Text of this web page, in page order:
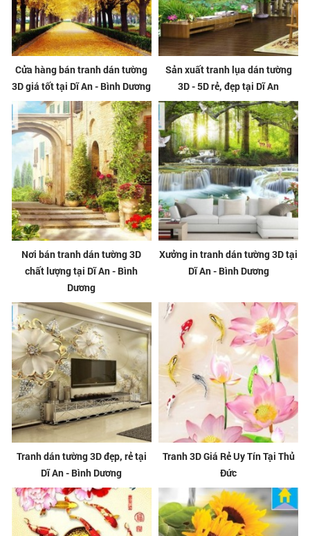
Cửa hàng bán tranh dán tường
3D giá tốt tại Dĩ An - Bình Dương
Sản xuất tranh lụa dán tường
3D - 5D rẻ, đẹp tại Dĩ An
Nơi bán tranh dán tường 3D
chất lượng tại Dĩ An - Bình
Dương
Xưởng in tranh dán tường 3D tại
Dĩ An - Bình Dương
Tranh dán tường 3D đẹp, rẻ tại
Dĩ An - Bình Dương
Tranh 3D Giá Rẻ Uy Tín Tại Thủ
Đức